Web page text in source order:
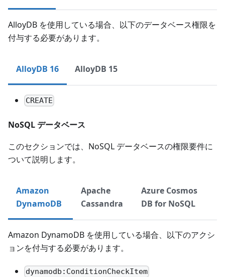
AlloyDB を使用している場合、以下のデータベース権限を
付与する必要があります。
AlloyDB 16 AlloyDB 15
CREATE
NoSQL データベース
このセクションでは、NoSQL データベースの権限要件に
ついて説明します。
Amazon
DynamoDB
Apache
Cassandra
Azure Cosmos
DB for NoSQL
Amazon DynamoDB を使用している場合、以下のアクシ
ョンを付与する必要があります。
dynamodb:ConditionCheckItem